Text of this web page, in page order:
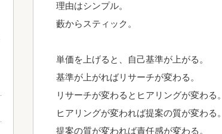
理由はシンプル。
藪からスティック。
単価を上げると、自己基準が上がる。
基準が上がればリサーチが変わる。
リサーチが変わるとヒアリングが変わる。
ヒアリングが変われば提案の質が変わる。
提案の質が変われば責任感が変わる。